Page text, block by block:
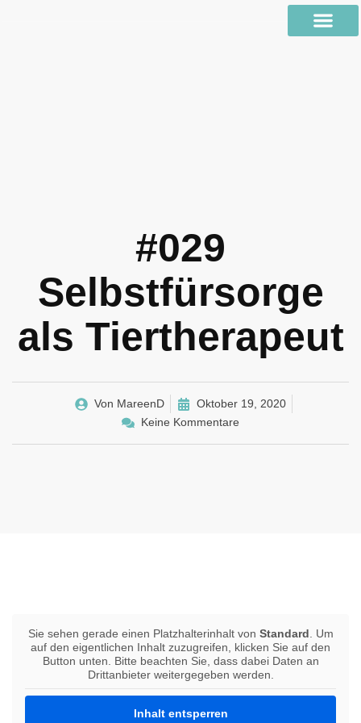
#029
Selbstfürsorge
als Tiertherapeut
Von MareenD
Oktober 19, 2020
Keine Kommentare
Sie sehen gerade einen Platzhalterinhalt von Standard . Um
auf den eigentlichen Inhalt zuzugreifen, klicken Sie auf den
Button unten. Bitte beachten Sie, dass dabei Daten an
Drittanbieter weitergegeben werden.
Inhalt entsperren